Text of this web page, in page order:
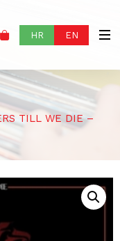
HR EN
TILL WE DIE –